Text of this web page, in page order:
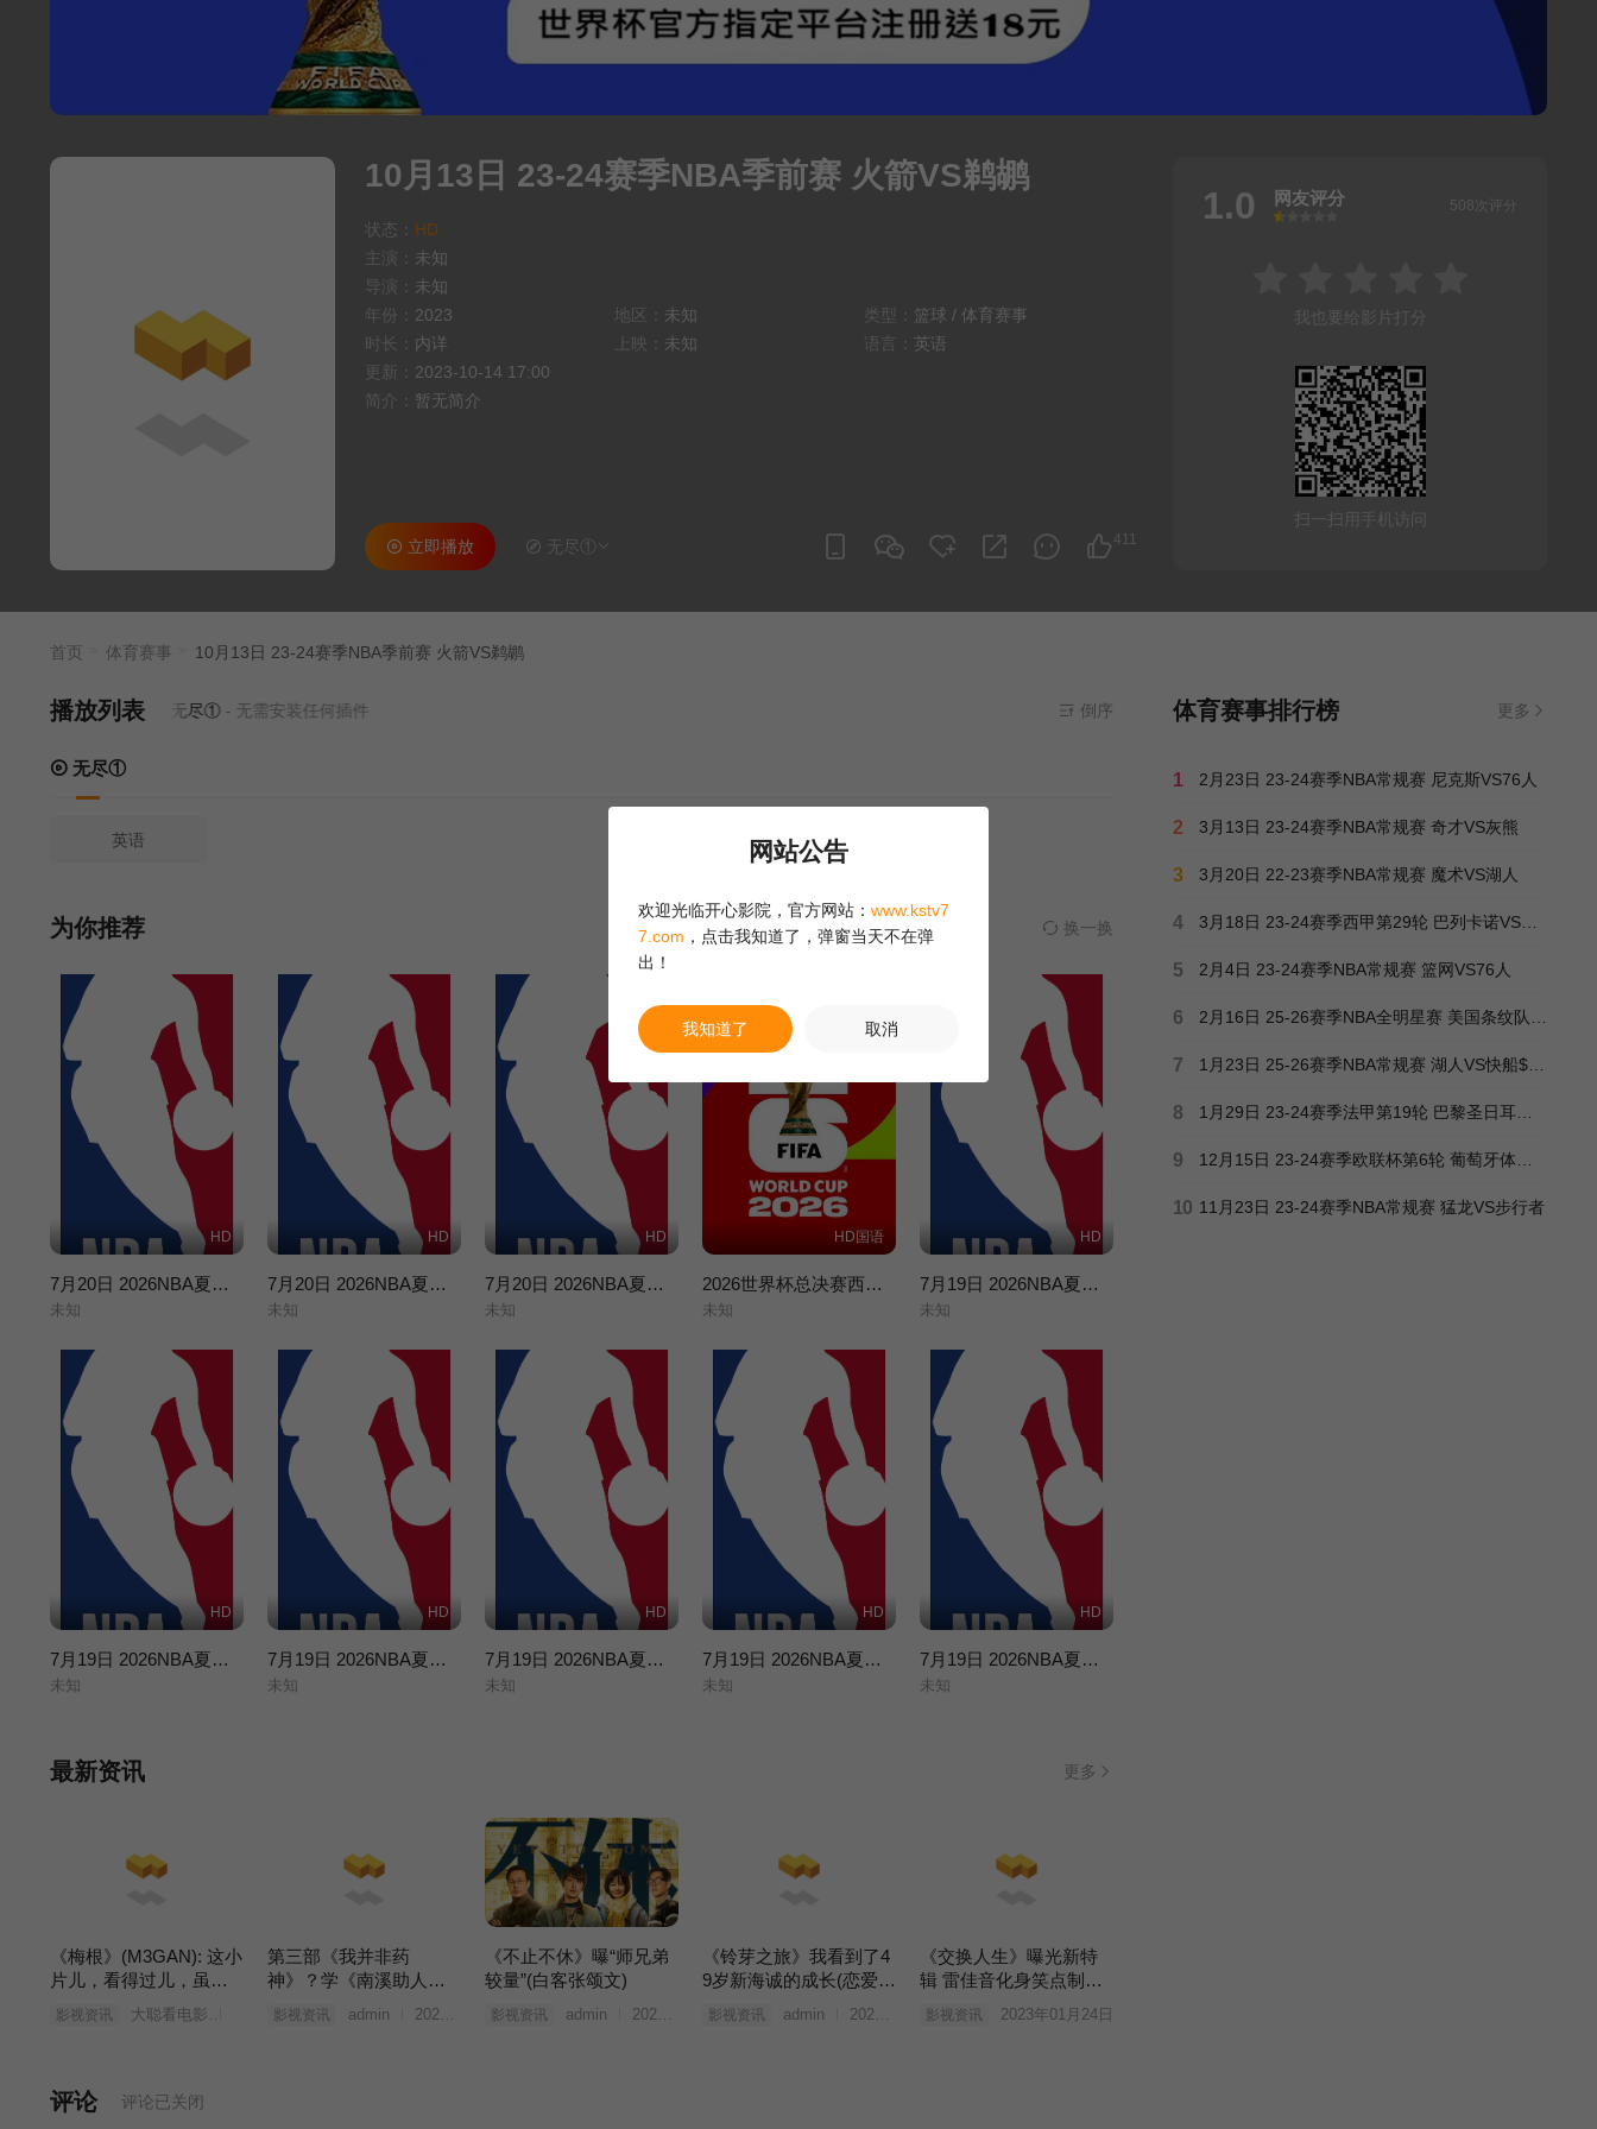
10月13日 23-24赛季NBA季前赛 火箭VS鹈鹕
状态： HD
主演： 未知
导演： 未知
年份： 2023 地区： 未知 类型： 篮球 / 体育赛事
时长： 内详 上映： 未知 语言： 英语
更新： 2023-10-14 17:00
简介： 暂无简介
411
立即播放 无尽①
1.0 网友评分
很差
较差还行推荐力荐
508次评分
我也要给影片打分
扫一扫用手机访问
首页 体育赛事 10月13日 23-24赛季NBA季前赛 火箭VS鹈鹕
播放列表
前资源来源无尽① - 无需安装任何插件 倒序
无尽①
英语
为你推荐 换一换
HD
7月20日 2026NBA夏季联赛 勇士VS灰熊
未知
HD
7月20日 2026NBA夏季联赛 掘金VS猛龙
未知
HD
7月20日 2026NBA夏季联赛 篮网VS雷霆
未知
HD国语
2026世界杯总决赛西班牙VS阿根廷
未知
HD
7月19日 2026NBA夏季联赛 76人VS雄鹿
未知
HD
7月19日 2026NBA夏季联赛 凯尔特人VS魔术
未知
HD
7月19日 2026NBA夏季联赛 勇士VS湖人
未知
HD
7月19日 2026NBA夏季联赛 步行者VS鹈鹕
未知
HD
7月19日 2026NBA夏季联赛 火箭VS灰熊
未知
HD
7月19日 2026NBA夏季联赛 老鹰VS奇才
未知
最新资讯 更多
《梅根》(M3GAN): 这小
片儿，看得过儿，虽然
有点俗套 (梅根福克斯)
影视资讯 大聪看电影 2023年03月25日
第三部《我并非药
神》？学《南溪助人为
乐》的《闻所未闻接踵
而来》(张颂文?)
影视资讯 admin 2023年03月25日
《不止不休》曝“师兄弟
较量”(白客张颂文)
影视资讯 admin 2023年03月25日
《铃芽之旅》我看到了4
9岁新海诚的成长(恋爱铃
知乎)
影视资讯 admin 2023年03月25日
《交换人生》曝光新特
辑 雷佳音化身笑点制造
影视资讯 2023年01月24日
评论 评论已关闭
体育赛事排行榜 更多
1 2月23日 23-24赛季NBA常规赛 尼克斯VS76人
2 3月13日 23-24赛季NBA常规赛 奇才VS灰熊
3 3月20日 22-23赛季NBA常规赛 魔术VS湖人
4 3月18日 23-24赛季西甲第29轮 巴列卡诺VS贝蒂斯
5 2月4日 23-24赛季NBA常规赛 篮网VS76人
6 2月16日 25-26赛季NBA全明星赛 美国条纹队VS美国星队
7 1月23日 25-26赛季NBA常规赛 湖人VS快船$3小时6分17秒
8 1月29日 23-24赛季法甲第19轮 巴黎圣日耳曼VS布雷斯特
9 12月15日 23-24赛季欧联杯第6轮 葡萄牙体育VS格拉茨风暴
10 11月23日 23-24赛季NBA常规赛 猛龙VS步行者
网站公告
欢迎光临开心影院，官方网站： www.kstv7
7.com ，点击我知道了，弹窗当天不在弹
出！
我知道了 取消